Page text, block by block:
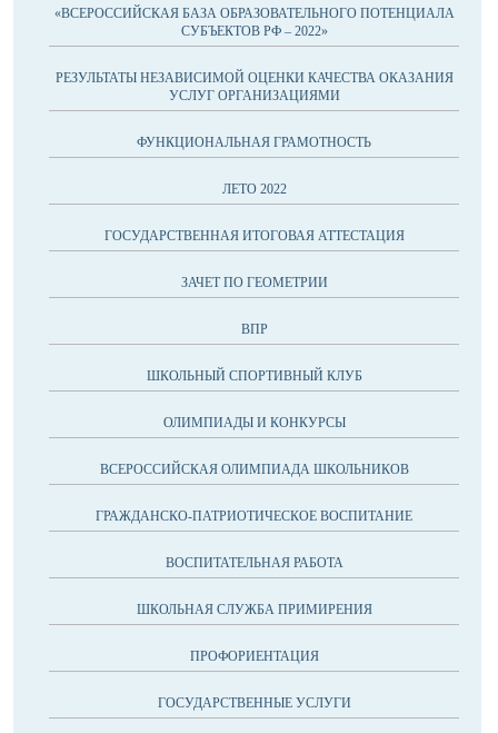
«ВСЕРОССИЙСКАЯ БАЗА ОБРАЗОВАТЕЛЬНОГО ПОТЕНЦИАЛА
СУБЪЕКТОВ РФ – 2022»
РЕЗУЛЬТАТЫ НЕЗАВИСИМОЙ ОЦЕНКИ КАЧЕСТВА ОКАЗАНИЯ
УСЛУГ ОРГАНИЗАЦИЯМИ
ФУНКЦИОНАЛЬНАЯ ГРАМОТНОСТЬ
ЛЕТО 2022
ГОСУДАРСТВЕННАЯ ИТОГОВАЯ АТТЕСТАЦИЯ
ЗАЧЕТ ПО ГЕОМЕТРИИ
ВПР
ШКОЛЬНЫЙ СПОРТИВНЫЙ КЛУБ
ОЛИМПИАДЫ И КОНКУРСЫ
ВСЕРОССИЙСКАЯ ОЛИМПИАДА ШКОЛЬНИКОВ
ГРАЖДАНСКО-ПАТРИОТИЧЕСКОЕ ВОСПИТАНИЕ
ВОСПИТАТЕЛЬНАЯ РАБОТА
ШКОЛЬНАЯ СЛУЖБА ПРИМИРЕНИЯ
ПРОФОРИЕНТАЦИЯ
ГОСУДАРСТВЕННЫЕ УСЛУГИ